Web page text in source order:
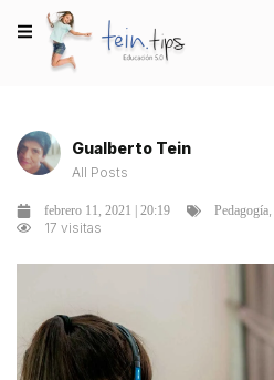
Gualberto Tein
All Posts
febrero 11, 2021 | 20:19 Pedagogía,
17 visitas